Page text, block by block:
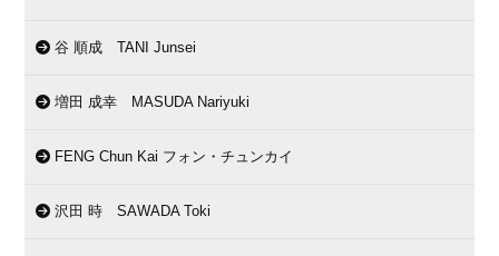
谷 順成 TANI Junsei
増田 成幸 MASUDA Nariyuki
FENG Chun Kai フォン・チュンカイ
沢田 時 SAWADA Toki